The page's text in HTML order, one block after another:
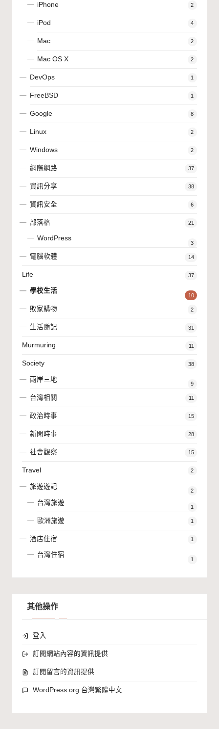
iPhone 2
iPod 4
Mac 2
Mac OS X 2
DevOps 1
FreeBSD 1
Google 8
Linux 2
Windows 2
網際網路 37
資訊分享 38
資訊安全 6
部落格 21
WordPress
3
電腦軟體 14
Life 37
學校生活
10
敗家購物 2
生活隨記 31
Murmuring 11
Society 38
兩岸三地
9
台灣相關 11
政治時事 15
新聞時事 28
社會觀察 15
Travel 2
旅遊遊記
2
台灣旅遊
1
歐洲旅遊 1
酒店住宿 1
台灣住宿
1
其他操作
登入
訂閱網站內容的資訊提供
訂閱留言的資訊提供
WordPress.org 台灣繁體中文